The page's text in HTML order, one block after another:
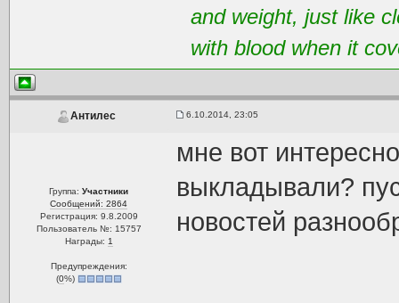
and weight, just like
with blood when it
Антилес 6.10.2014, 23:05
Группа:Участники
Сообщений: 2864
Регистрация: 9.8.2009
Пользователь №: 15757
Награды: 1
Предупреждения:
(0%)
мне вот
выкладывали?
новостей